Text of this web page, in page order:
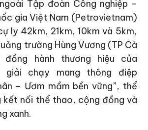
Tập đoàn Công nghiệp –
gia Việt Nam (Petrovietnam)
ly 42km, 21km, 10km và 5km,
trường Hùng Vương (TP Cà
đồng hành thương hiệu của
giải chạy mang thông điệp
– Ươm mầm bền vững”, thể
kết nối thể thao, cộng đồng và
xanh.